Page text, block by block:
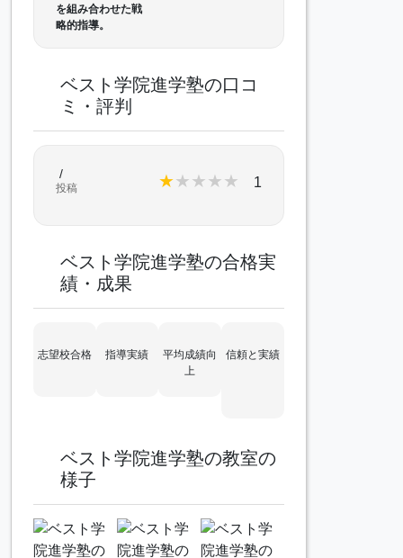
を組み合わせた戦
略的指導。
ベスト学院進学塾の口コ
ミ・評判
★★★★★ 1
/
投稿
ベスト学院進学塾の合格実
績・成果
志望校合格 指導実績
平均成績向
上
信頼と実績
ベスト学院進学塾の教室の
様子